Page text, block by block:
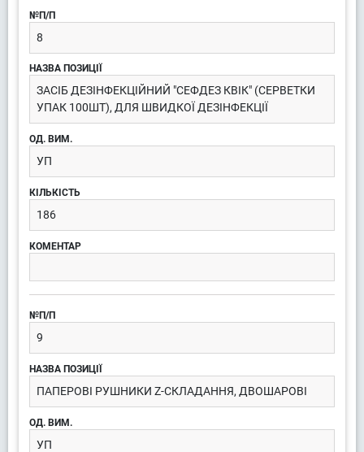
8
ЗАСІБ ДЕЗІНФЕКЦІЙНИЙ "СЕФДЕЗ КВІК" (СЕРВЕТКИ
УПАК 100ШТ), ДЛЯ ШВИДКОЇ ДЕЗІНФЕКЦІЇ
УП
186
9
ПАПЕРОВІ РУШНИКИ Z-СКЛАДАННЯ, ДВОШАРОВІ
УП